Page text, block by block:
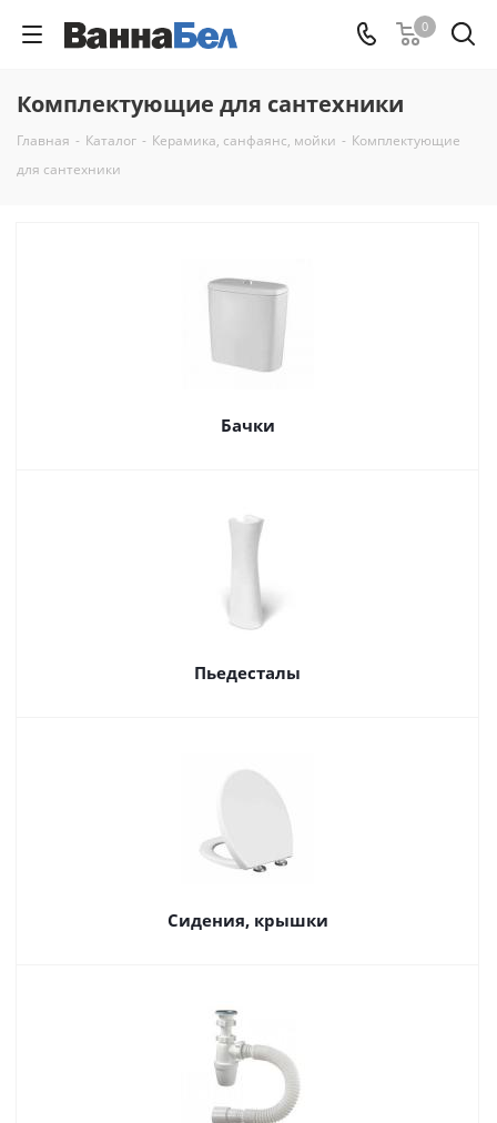
0
Комплектующие для сантехники
Главная - Каталог - Керамикa, санфаянс, мойки - Комплектующие
для сантехники
Бачки
Пьедесталы
Сидения, крышки